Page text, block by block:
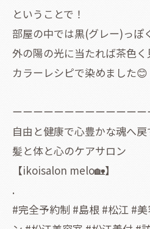
ということで！
部屋の中では黒(グレー)っぽ
外の陽の光に当たれば茶色
カラーレシピで染めました😊
ーーーーーーーーーーーー
自由と健康で心豊かな魂へ
髪と体と心のケアサロン
【ikoisalon melo🏡】
.
#完全予約制 #島根 #松江 #